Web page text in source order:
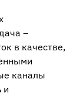
–
в качестве,
каналы
и